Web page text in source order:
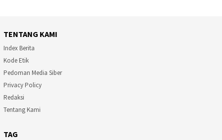
TENTANG KAMI
Index Berita
Kode Etik
Pedoman Media Siber
Privacy Policy
Redaksi
Tentang Kami
TAG